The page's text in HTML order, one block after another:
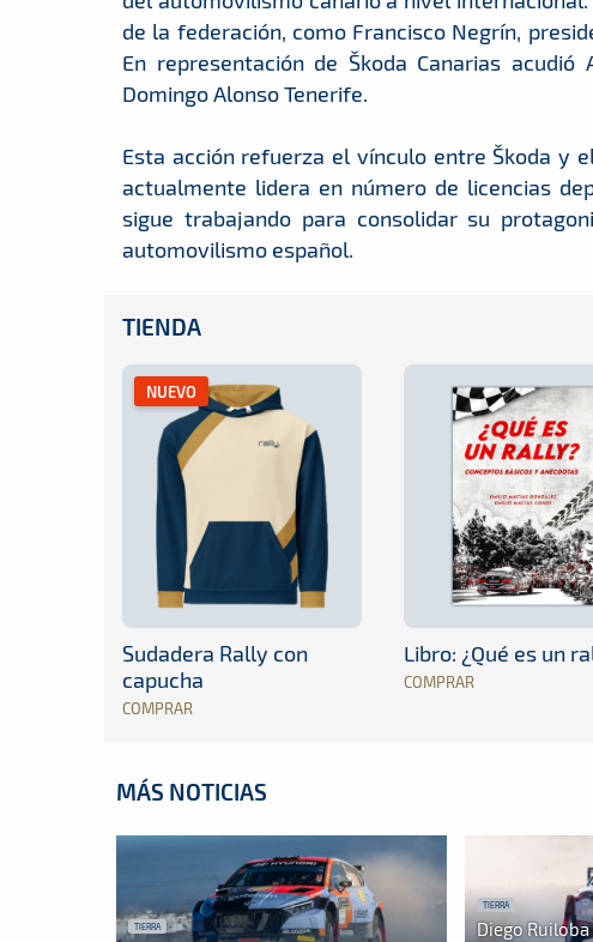
de la federación, como Francisco Negrín,
En representación de Škoda Canarias
Domingo Alonso Tenerife.
Esta acción refuerza el vínculo entre Škoda y
actualmente lidera en número de licencias
sigue trabajando para consolidar su
automovilismo español.
TIENDA
NUEVO
Sudadera Rally con
capucha
COMPRAR
Libro: ¿Qué es un
COMPRAR
MÁS NOTICIAS
TIERRA
TIERRA
Diego